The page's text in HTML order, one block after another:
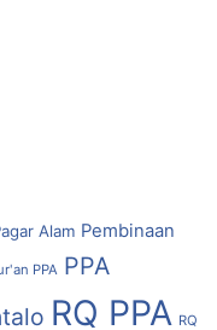
Alam Pembinaan
PPA PPA
RQ PPA RQ